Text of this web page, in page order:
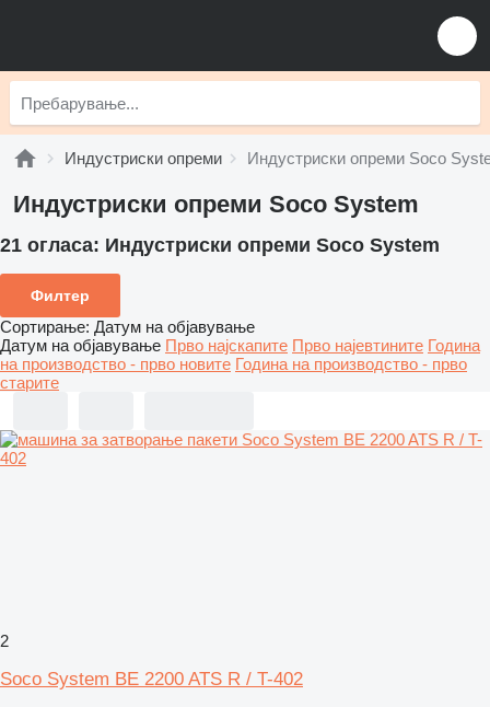
Индустриски опреми Индустриски опреми Soco
Индустриски опреми Soco System
21 огласа: Индустриски опреми Soco System
Филтер
Сортирање: Датум на објавување
Датум на објавување Прво најскапите Прво најевтините Година
на производство - прво новите Година на производство - прво
старите
2
Soco System BE 2200 ATS R / T-402